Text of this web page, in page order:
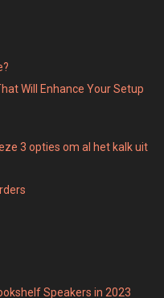
Will Enhance Your Setup
3 opties om al het kalk uit
Speakers in 2023